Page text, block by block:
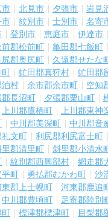
市 北見市 夕張市 岩見
市 紋別市 士別市 名寄
登別市 恵庭市 伊達市
前郡松前町 亀田郡七飯町
尻郡奥尻町 久遠郡せたな
町 虻田郡真狩村 虻田郡
泊村 余市郡余市町 空知
郡長沼町 夕張郡栗山町
上川郡鷹栖町 上川郡東神
中川郡美深町 中川郡音
文町 利尻郡利尻富士町
里郡清里町 斜里郡小清水
紋別郡西興部村 網走郡
平町 勇払郡むかわ町 沙
東郡上士幌町 河東郡鹿追
中川郡豊頃町 足寄郡陸別
町 標津郡標津町 目梨郡